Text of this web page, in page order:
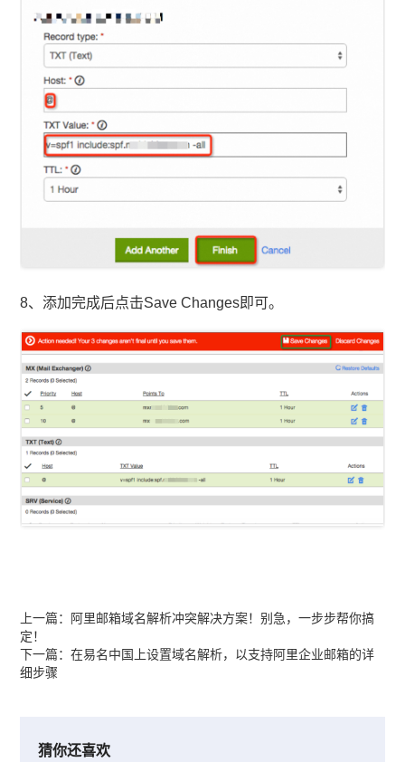
8、添加完成后点击Save Changes即可。
上一篇：
阿里邮箱域名解析冲突解决方案！别急，一步步帮你搞
定！
下一篇： 在易名中国上设置域名解析，以支持阿里企业邮箱的详
细步骤
猜你还喜欢